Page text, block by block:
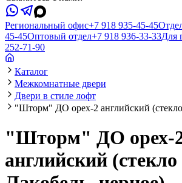
Региональный офис+7 918 935-45-45
45-45Оптовый отдел+7 918 936-33-33Для
252-71-90
Каталог
Межкомнатные двери
Двери в стиле лофт
"Шторм" ДО орех-2 английский
"Шторм" ДО орех-
английский (стекло